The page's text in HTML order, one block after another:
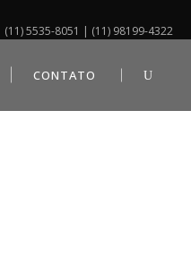
(11) 5535-8051 | (11) 98199-4322
CONTATO